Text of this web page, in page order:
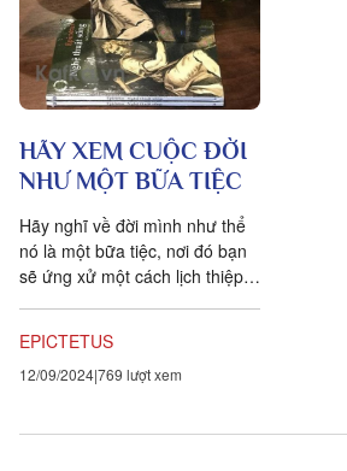
HÃY XEM CUỘC ĐỜI
NHƯ MỘT BỮA TIỆC
Hãy nghĩ về đời mình như thể
nó là một bữa tiệc, nơi đó bạn
sẽ ứng xử một cách lịch thiệp.
EPICTETUS
12/09/2024769 lượt xem